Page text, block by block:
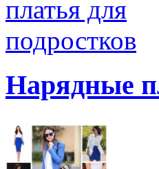
Нарядные